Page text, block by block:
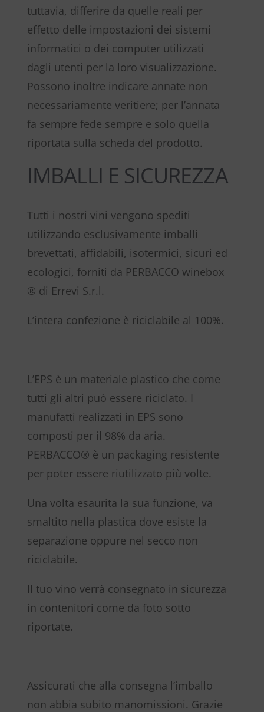
tuttavia, differire da quelle reali per
effetto delle impostazioni dei sistemi
informatici o dei computer utilizzati
dagli utenti per la loro visualizzazione.
Possono inoltre indicare annate non
necessariamente veritiere; per l’annata
fa sempre fede sempre e solo quella
riportata sulla scheda del prodotto.
IMBALLI E SICUREZZA
Tutti i nostri vini vengono spediti
utilizzando esclusivamente imballi
brevettati, affidabili, isotermici, sicuri ed
ecologici, forniti da PERBACCO winebox
® di Errevi S.r.l.
L’intera confezione è riciclabile al 100%.
L’EPS è un materiale plastico che come
tutti gli altri può essere riciclato. I
manufatti realizzati in EPS sono
composti per il 98% da aria.
PERBACCO® è un packaging resistente
per poter essere riutilizzato più volte.
Una volta esaurita la sua funzione, va
smaltito nella plastica dove esiste la
separazione oppure nel secco non
riciclabile.
Il tuo vino verrà consegnato in sicurezza
in contenitori come da foto sotto
riportate.
Assicurati che alla consegna l’imballo
non abbia subito manomissioni. Grazie